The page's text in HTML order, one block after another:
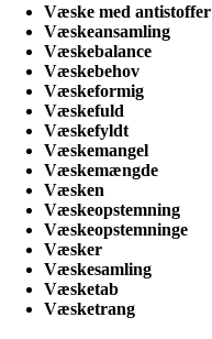
Væske med antistoffer
Væskeansamling
Væskebalance
Væskebehov
Væskeformig
Væskefuld
Væskefyldt
Væskemangel
Væskemængde
Væsken
Væskeopstemning
Væskeopstemninge
Væsker
Væskesamling
Væsketab
Væsketrang